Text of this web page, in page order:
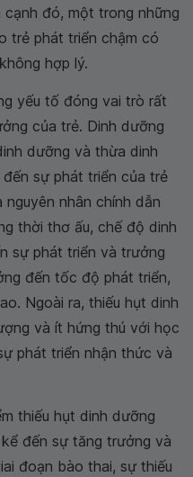
đó, một trong những
trẻ phát triển chậm có
hợp lý.
yếu tố đóng vai trò rất
của trẻ. Dinh dưỡng
dưỡng và thừa dinh
sự phát triển của trẻ
nhân chính dẫn
thời thơ ấu, chế độ dinh
sự phát triển và trưởng
đến tốc độ phát triển,
Ngoài ra, thiếu hụt dinh
và ít hứng thú với học
phát triển nhận thức và
thiếu hụt dinh dưỡng
đến sự tăng trưởng và
đoạn bào thai, sự thiếu